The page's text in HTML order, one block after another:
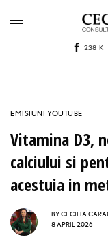
238 K
EMISIUNI YOUTUBE
Vitamina D3,
calciului si
acestuia in
BYCECILIA
8 APRIL 2026